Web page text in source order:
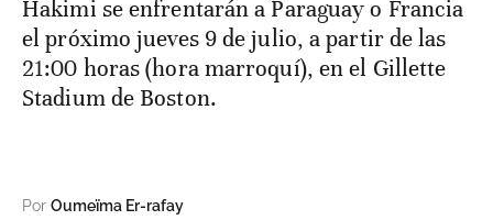
Hakimi se enfrentarán a Paraguay o Francia
el próximo jueves 9 de julio, a partir de las
21:00 horas (hora marroquí), en el Gillette
Stadium de Boston.
Por Oumeïma Er-rafay